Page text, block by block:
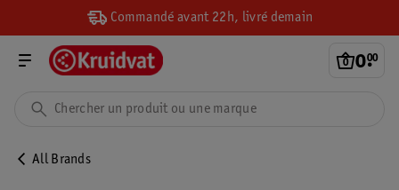
Commandé avant 22h, livré demain
0.
00
All Brands